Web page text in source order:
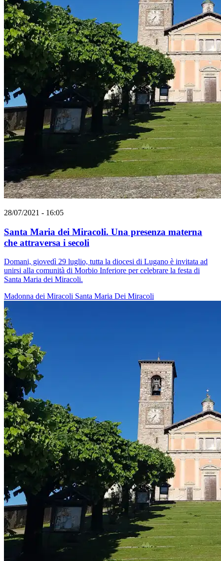
28/07/2021 - 16:05
Santa Maria dei Miracoli. Una presenza materna
che attraversa i secoli
Domani, giovedì 29 luglio, tutta la diocesi di Lugano è invitata ad
unirsi alla comunità di Morbio Inferiore per celebrare la festa di
Santa Maria dei Miracoli.
Madonna dei Miracoli Santa Maria Dei Miracoli